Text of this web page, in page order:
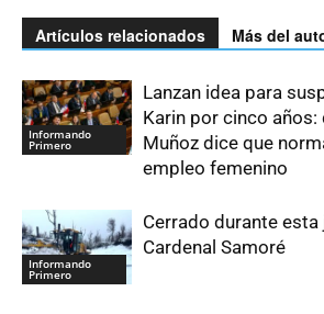
Artículos relacionados Más del
Informando
Primero
Lanzan idea para
Karin por cinco años:
Muñoz dice que
empleo femenino
Informando
Primero
Cerrado durante
Cardenal Samoré